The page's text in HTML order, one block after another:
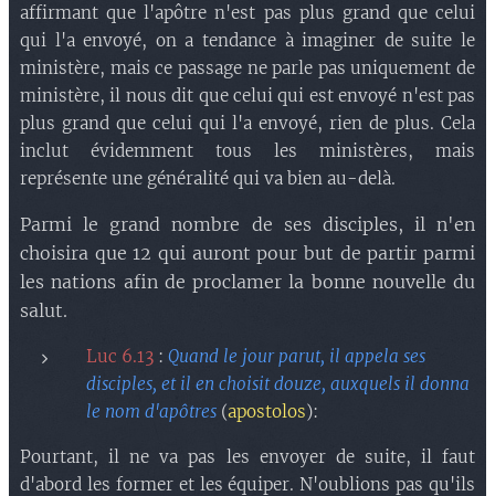
affirmant que l'apôtre n'est pas plus grand que celui
qui l'a envoyé, on a tendance à imaginer de suite le
ministère, mais ce passage ne parle pas uniquement de
ministère, il nous dit que celui qui est envoyé n'est pas
plus grand que celui qui l'a envoyé, rien de plus. Cela
inclut évidemment tous les ministères, mais
représente une généralité qui va bien au-delà.
Parmi le grand nombre de ses disciples, il n'en
choisira que 12 qui auront pour but de partir parmi
les nations afin de proclamer la bonne nouvelle du
salut.
Luc 6.13 : Quand le jour parut, il appela ses
disciples, et il en choisit douze, auxquels il donna
le nom d'apôtres (apostolos):
Pourtant, il ne va pas les envoyer de suite, il faut
d'abord les former et les équiper. N'oublions pas qu'ils